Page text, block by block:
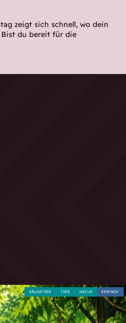
zeigt sich schnell, wo dein
Bist du bereit für die
EINFACH
NATUR
TIER
SÄUGETIER